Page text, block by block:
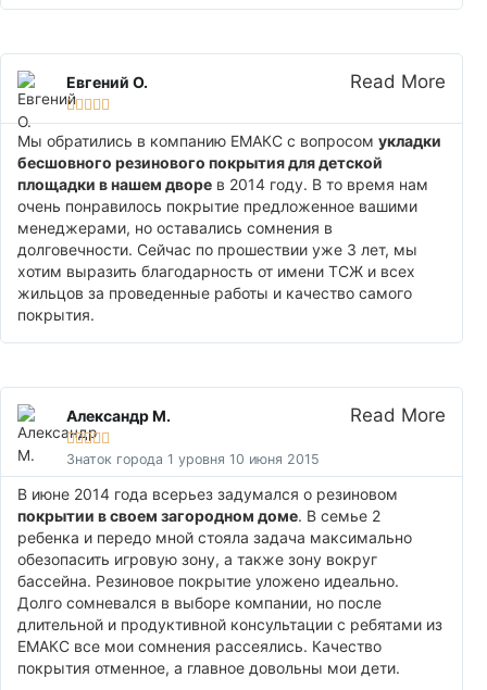
Евгений О.
   
Read More
Мы обратились в компанию ЕМАКС с вопросом укладки
бесшовного резинового покрытия для детской
площадки в нашем дворе в 2014 году. В то время нам
очень понравилось покрытие предложенное вашими
менеджерами, но оставались сомнения в
долговечности. Сейчас по прошествии уже 3 лет, мы
хотим выразить благодарность от имени ТСЖ и всех
жильцов за проведенные работы и качество самого
покрытия.
Александр М.
 
Знаток города 1 уровня 10 июня 2015
Read More
В июне 2014 года всерьез задумался о резиновом
покрытии в своем загородном доме. В семье 2
ребенка и передо мной стояла задача максимально
обезопасить игровую зону, а также зону вокруг
бассейна. Резиновое покрытие уложено идеально.
Долго сомневался в выборе компании, но после
длительной и продуктивной консультации с ребятами из
ЕМАКС все мои сомнения рассеялись. Качество
покрытия отменное, а главное довольны мои дети.